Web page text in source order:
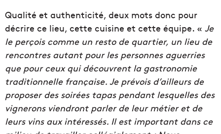
Qualité et authenticité, deux mots donc pour
décrire ce lieu, cette cuisine et cette équipe. « Je
le perçois comme un resto de quartier, un lieu de
rencontres autant pour les personnes aguerries
que pour ceux qui découvrent la gastronomie
traditionnelle française. Je prévois d’ailleurs de
proposer des soirées tapas pendant lesquelles des
vignerons viendront parler de leur métier et de
leurs vins aux intéressés. Il est important dans ce